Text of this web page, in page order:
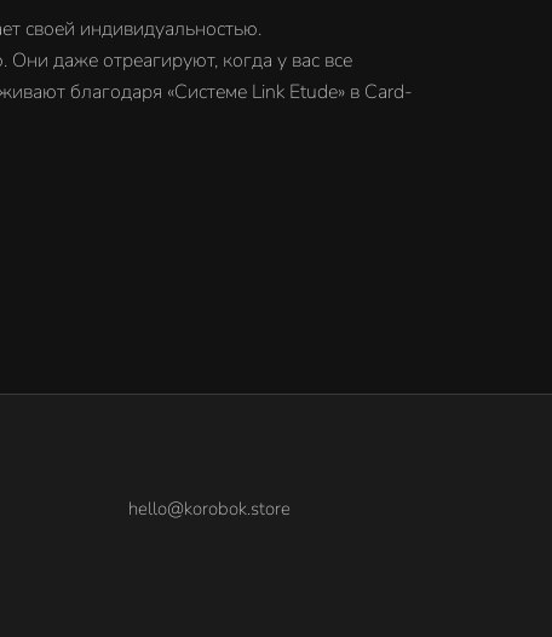
своей индивидуальностью.
даже отреагируют, когда у вас все
благодаря «Системе Link Etude» в Card-
hello@korobok.store